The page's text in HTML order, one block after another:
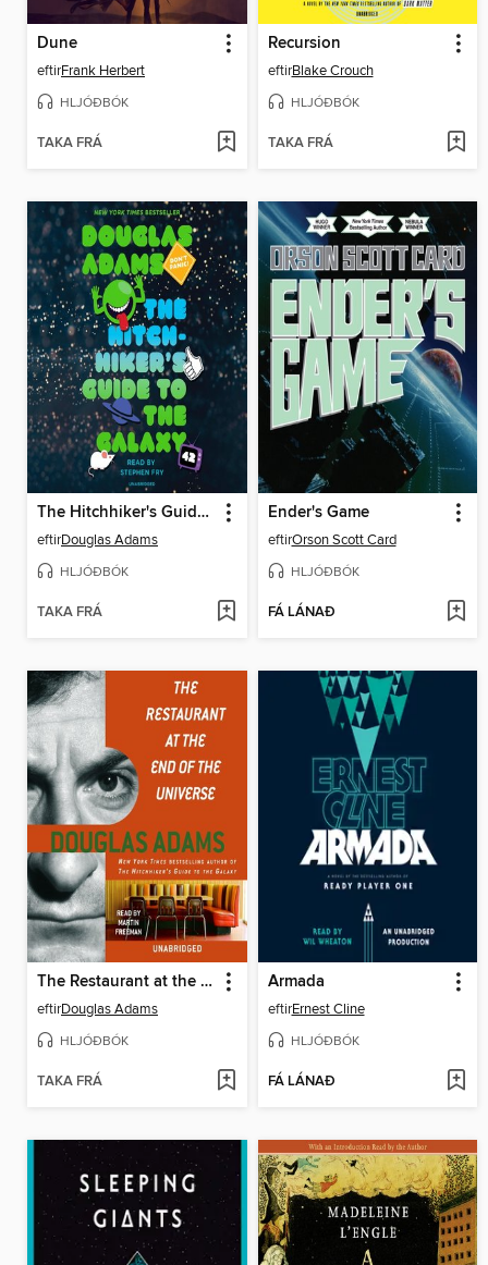
Dune
eftirFrank Herbert
HLJÓÐBÓK
TAKA FRÁ
Recursion
eftirBlake Crouch
HLJÓÐBÓK
TAKA FRÁ
The Hitchhiker's Guide to the Galaxy
eftirDouglas Adams
HLJÓÐBÓK
TAKA FRÁ
Ender's Game
eftirOrson Scott Card
HLJÓÐBÓK
FÁ LÁNAÐ
The Restaurant at the End of the Universe
eftirDouglas Adams
HLJÓÐBÓK
TAKA FRÁ
Armada
eftirErnest Cline
HLJÓÐBÓK
FÁ LÁNAÐ